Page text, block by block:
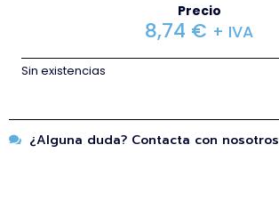
Precio
8,74 € + IVA
Sin existencias
¿Alguna duda? Contacta con nosotros